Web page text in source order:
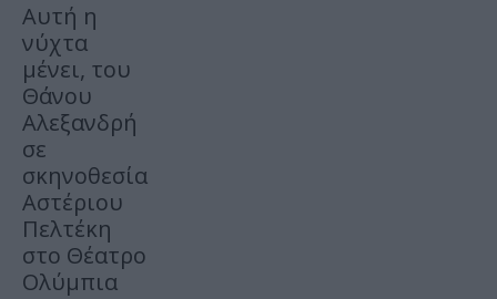
Αυτή η
νύχτα
μένει, του
Θάνου
Αλεξανδρή
σε
σκηνοθεσία
Αστέριου
Πελτέκη
στο Θέατρο
Ολύμπια